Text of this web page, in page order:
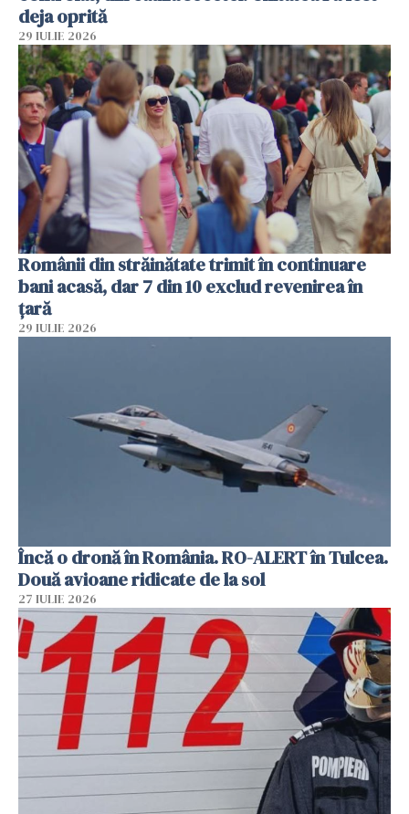
deja oprită
29 IULIE 2026
Românii din străinătate trimit în continuare
bani acasă, dar 7 din 10 exclud revenirea în
țară
29 IULIE 2026
Încă o dronă în România. RO-ALERT în Tulcea.
Două avioane ridicate de la sol
27 IULIE 2026